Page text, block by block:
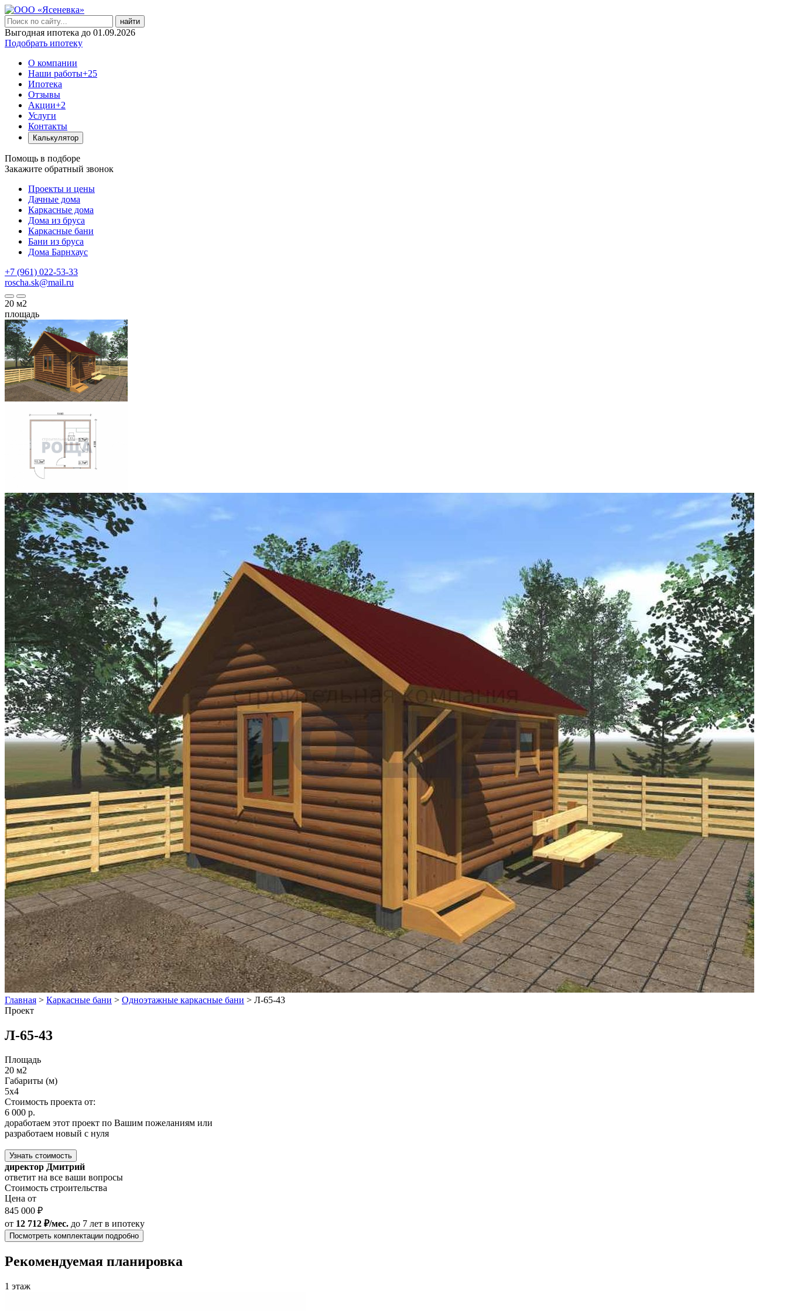
найти
Выгодная ипотека до 01.09.2026
Подобрать ипотеку
О компании
Наши работы+25
Ипотека
Отзывы
Акции+2
Услуги
Контакты
Калькулятор
Помощь в подборе
Закажите обратный звонок
Проекты и цены
Дачные дома
Каркасные дома
Дома из бруса
Каркасные бани
Бани из бруса
Дома Барнхаус
+7 (961) 022-53-33
roscha.sk@mail.ru
20 м2
площадь
Главная > Каркасные бани > Одноэтажные каркасные бани > Л-65-43
Проект
Л-65-43
Площадь
20 м2
Габариты (м)
5x4
Стоимость проекта от:
6 000 р.
доработаем этот проект по Вашим пожеланиям или
разработаем новый с нуля
Узнать стоимость
директор Дмитрий
ответит на все ваши вопросы
Стоимость строительства
Цена от
845 000 ₽
от 12 712 ₽/мес. до 7 лет в ипотеку
Посмотреть комплектации подробно
Рекомендуемая планировка
1 этаж